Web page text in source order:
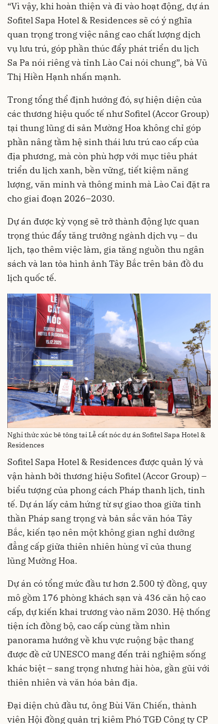
“Vì vậy, khi hoàn thiện và đi vào hoạt động, dự án
Sofitel Sapa Hotel & Residences sẽ có ý nghĩa
quan trọng trong việc nâng cao chất lượng dịch
vụ lưu trú, góp phần thúc đẩy phát triển du lịch
Sa Pa nói riêng và tỉnh Lào Cai nói chung”, bà Vũ
Thị Hiền Hạnh nhấn mạnh.
Trong tổng thể định hướng đó, sự hiện diện của
các thương hiệu quốc tế như Sofitel (Accor Group)
tại thung lũng di sản Mường Hoa không chỉ góp
phần nâng tầm hệ sinh thái lưu trú cao cấp của
địa phương, mà còn phù hợp với mục tiêu phát
triển du lịch xanh, bền vững, tiết kiệm năng
lượng, văn minh và thông minh mà Lào Cai đặt ra
cho giai đoạn 2026–2030.
Dự án được kỳ vọng sẽ trở thành động lực quan
trọng thúc đẩy tăng trưởng ngành dịch vụ – du
lịch, tạo thêm việc làm, gia tăng nguồn thu ngân
sách và lan tỏa hình ảnh Tây Bắc trên bản đồ du
lịch quốc tế.
Nghi thức xúc bê tông tại Lễ cất nóc dự án Sofitel Sapa Hotel &
Residences
Sofitel Sapa Hotel & Residences được quản lý và
vận hành bởi thương hiệu Sofitel (Accor Group) –
biểu tượng của phong cách Pháp thanh lịch, tinh
tế. Dự án lấy cảm hứng từ sự giao thoa giữa tinh
thần Pháp sang trọng và bản sắc văn hóa Tây
Bắc, kiến tạo nên một không gian nghỉ dưỡng
đẳng cấp giữa thiên nhiên hùng vĩ của thung
lũng Mường Hoa.
Dự án có tổng mức đầu tư hơn 2.500 tỷ đồng, quy
mô gồm 176 phòng khách sạn và 436 căn hộ cao
cấp, dự kiến khai trương vào năm 2030. Hệ thống
tiện ích đồng bộ, cao cấp cùng tầm nhìn
panorama hướng về khu vực ruộng bậc thang
được đề cử UNESCO mang đến trải nghiệm sống
khác biệt – sang trọng nhưng hài hòa, gần gũi với
thiên nhiên và văn hóa bản địa.
Đại diện chủ đầu tư, ông Bùi Văn Chiến, thành
viên Hội đồng quản trị kiêm Phó TGĐ Công ty CP